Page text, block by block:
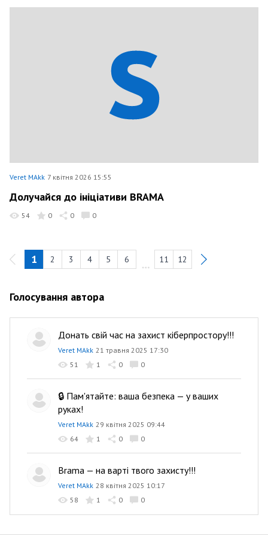
Veret MAkk 7 квітня 2026 15:55
Долучайся до ініціативи BRAMA
54 0 0 0
1 2 3 4 5 6 11 12
Голосування автора
Донать свій час на захист кіберпростору!!!
Veret MAkk 21 травня 2025 17:30
51
1 0 0
🔒 Пам'ятайте: ваша безпека — у ваших
руках!
Veret MAkk 29 квітня 2025 09:44
64
1 0 0
Brama — на варті твого захисту!!!
Veret MAkk 28 квітня 2025 10:17
58
1 0 0